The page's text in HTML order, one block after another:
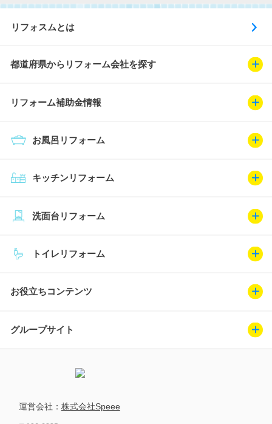
リフォスムとは
都道府県からリフォーム会社を探す
リフォーム補助金情報
キッチンリフォーム
お風呂リフォーム
トイレリフォーム
洗面台リフォーム
お役立ちコンテンツ
グループサイト
運営会社： 株式会社Speee